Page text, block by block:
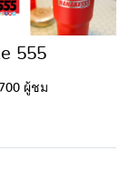
555
ผู้ชม